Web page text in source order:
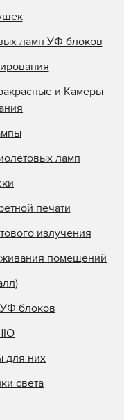
ламп УФ блоков
и Камеры
ламп
печати
излучения
помещений
блоков
для них
света